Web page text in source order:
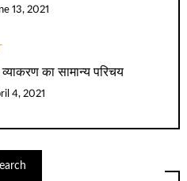
13, 2021
व्याकरण का सामान्य परिचय
4, 2021